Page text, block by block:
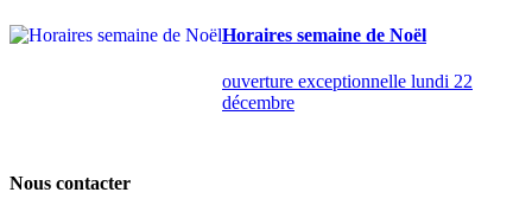
Horaires semaine de Noël
ouverture exceptionnelle lundi 22
décembre
Nous contacter